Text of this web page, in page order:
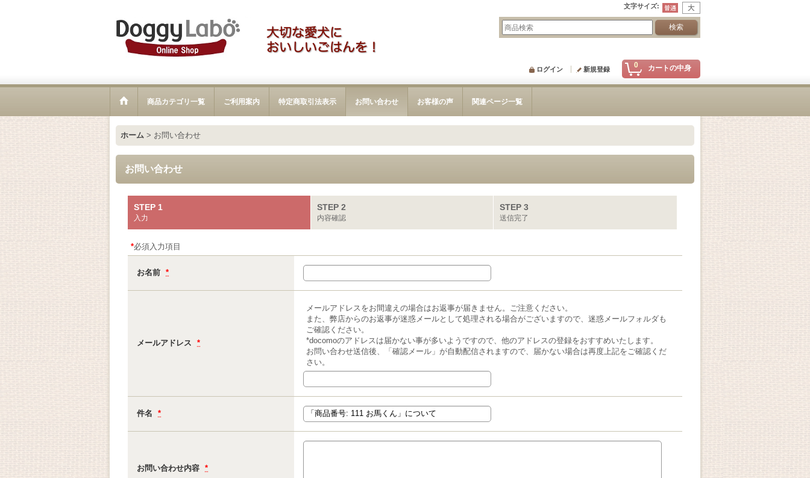
文字サイズ:
0 カートの中身
ログイン 新規登録
商品カテゴリ一覧 ご利用案内 特定商取引法表示 お問い合わせ お客様の声 関連ページ一覧
ホーム > お問い合わせ
お問い合わせ
STEP 1
入力
STEP 2
内容確認
STEP 3
送信完了
*必須入力項目
お名前 *
メールアドレス *
メールアドレスをお間違えの場合はお返事が届きません。ご注意ください。
また、弊店からのお返事が迷惑メールとして処理される場合がございますので、迷惑メールフォルダも
ご確認ください。
*docomoのアドレスは届かない事が多いようですので、他のアドレスの登録をおすすめいたします。
お問い合わせ送信後、「確認メール」が自動配信されますので、届かない場合は再度上記をご確認くだ
さい。
件名 *
お問い合わせ内容 *